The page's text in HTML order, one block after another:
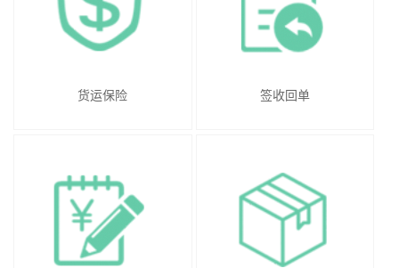
货运保险 签收回单